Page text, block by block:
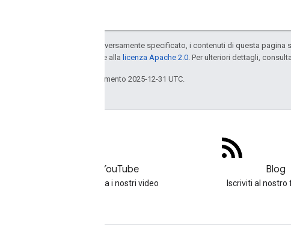
Salvo quando diversamente specificato, i contenuti di questa pagina
concessi in base alla licenza Apache 2.0 . Per ulteriori dettagli,
Ultimo aggiornamento 2025-12-31 UTC.
YouTube
Guarda i nostri video
Blog
Iscriviti al nostro